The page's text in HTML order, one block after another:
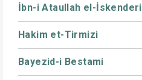
İbn-i Ataullah el-İskenderi
Hakim et-Tirmizi
Bayezid-i Bestami